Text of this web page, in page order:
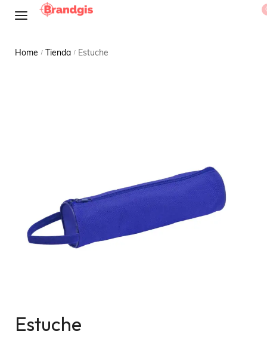
Home / Tienda / Estuche
Estuche